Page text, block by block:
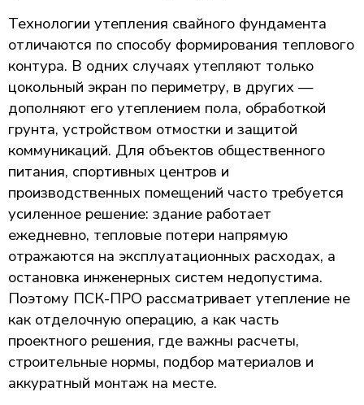
Технологии утепления свайного фундамента
отличаются по способу формирования теплового
контура. В одних случаях утепляют только
цокольный экран по периметру, в других —
дополняют его утеплением пола, обработкой
грунта, устройством отмостки и защитой
коммуникаций. Для объектов общественного
питания, спортивных центров и
производственных помещений часто требуется
усиленное решение: здание работает
ежедневно, тепловые потери напрямую
отражаются на эксплуатационных расходах, а
остановка инженерных систем недопустима.
Поэтому ПСК-ПРО рассматривает утепление не
как отделочную операцию, а как часть
проектного решения, где важны расчеты,
строительные нормы, подбор материалов и
аккуратный монтаж на месте.